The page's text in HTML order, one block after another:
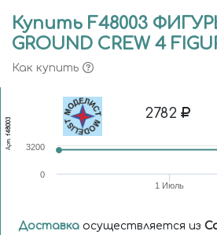
Купить F48003
GROUND CREW 4
Как купить
Арт.
f48003
2782
1 Июль
0
3200
Доставка осуществляется из